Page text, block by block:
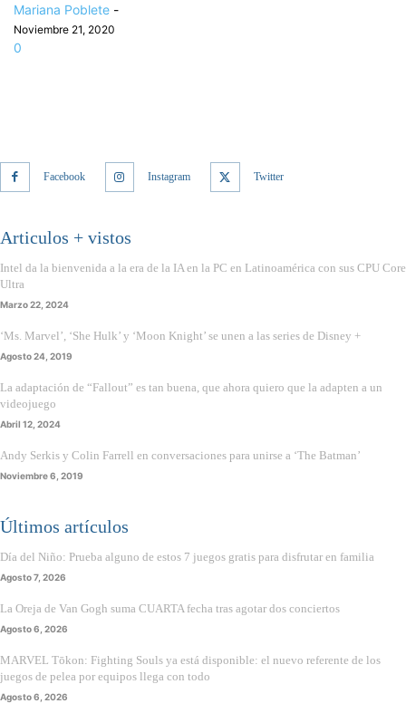
Mariana Poblete -
Noviembre 21, 2020
0
Facebook Instagram Twitter
Articulos + vistos
Intel da la bienvenida a la era de la IA en la PC en Latinoamérica con sus CPU Core
Ultra
Marzo 22, 2024
‘Ms. Marvel’, ‘She Hulk’ y ‘Moon Knight’ se unen a las series de Disney +
Agosto 24, 2019
La adaptación de “Fallout” es tan buena, que ahora quiero que la adapten a un
videojuego
Abril 12, 2024
Andy Serkis y Colin Farrell en conversaciones para unirse a ‘The Batman’
Noviembre 6, 2019
Últimos artículos
Día del Niño: Prueba alguno de estos 7 juegos gratis para disfrutar en familia
Agosto 7, 2026
La Oreja de Van Gogh suma CUARTA fecha tras agotar dos conciertos
Agosto 6, 2026
MARVEL Tōkon: Fighting Souls ya está disponible: el nuevo referente de los
juegos de pelea por equipos llega con todo
Agosto 6, 2026